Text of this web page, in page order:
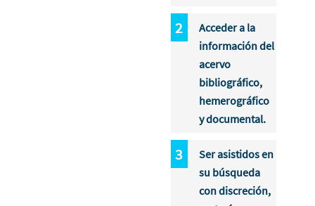
Acceder a la
información del
acervo
bibliográfico,
hemerográfico
y documental.
Ser asistidos en
su búsqueda
con discreción,